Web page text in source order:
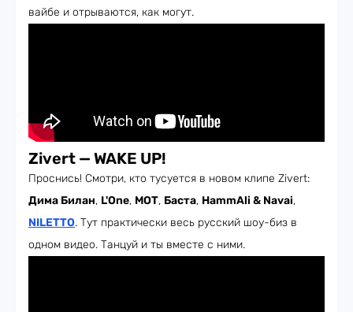
вайбе и отрываются, как могут.
Zivert — WAKE UP!
Проснись! Смотри, кто тусуется в новом клипе Zivert:
Дима Билан, L'One, МОТ, Баста, HammAli & Navai,
NILETTO. Тут практически весь русский шоу-биз в
одном видео. Танцуй и ты вместе с ними.